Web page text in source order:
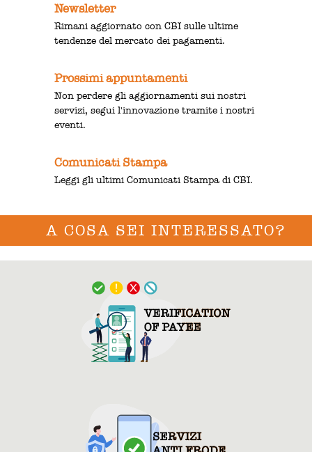
Newsletter
Rimani aggiornato con CBI sulle ultime
tendenze del mercato dei pagamenti.
Prossimi appuntamenti
Non perdere gli aggiornamenti sui nostri
servizi, segui l'innovazione tramite i nostri
eventi.
Comunicati Stampa
Leggi gli ultimi Comunicati Stampa di CBI.
A COSA SEI INTERESSATO?